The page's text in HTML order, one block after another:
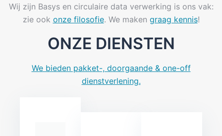
Wij zijn Basys en circulaire data verwerking is ons vak:
zie ook onze filosofie. We maken graag kennis!
ONZE DIENSTEN
We bieden pakket-, doorgaande & one-off
dienstverlening.